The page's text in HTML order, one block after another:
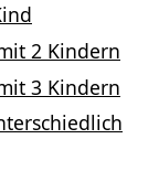
2 Kindern
3 Kindern